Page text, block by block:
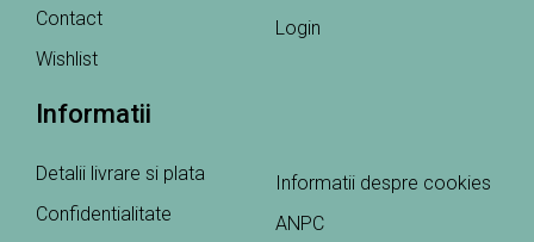
Contact
Wishlist
Login
Informatii
Detalii livrare si plata
Confidentialitate
Informatii despre cookies
ANPC